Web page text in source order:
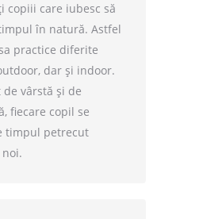
copiii care iubesc să
în natură. Astfel
practice diferite
dar și indoor.
vârstă și de
fiecare copil se
timpul petrecut